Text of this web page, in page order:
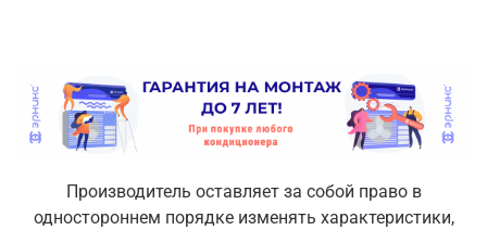
Производитель оставляет за собой право в
одностороннем порядке изменять характеристики,